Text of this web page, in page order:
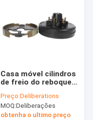
Casa móvel cilindros
de freio do reboque
reboque Axle Hub
Assembly de 6 talões
Preço:Deliberations
MOQ:Deliberações
obtenha o ultimo preço